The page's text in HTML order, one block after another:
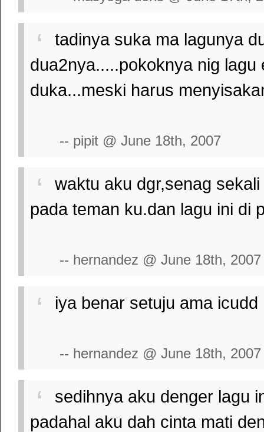
tadinya suka ma lagunya
dua2nya.....pokoknya nig
duka...meski harus
-- pipit @ June 18th, 2007
waktu aku dgr,senag
pada teman ku.dan lagu ini di
-- hernandez @ June 18th, 2007
iya benar setuju ama icudd
-- hernandez @ June 18th, 2007
sedihnya aku denger lagu
padahal aku dah cinta mati